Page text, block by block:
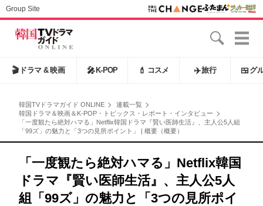
Group Site
🎬 ドラマ & 映画 🎤 K-POP 💄 コスメ ✈️旅行 🍱 グ
韓国TVドラマガイド ONLINE
連載一覧
韓国ドラマ＆映画＆K-POP・トピックス・レポート・インタビュー
「一度観たら絶対ハマる」Netflix韓国ドラマ『賢い医師生活』、主人公5人組
「99ズ」の魅力と「3つの見所ポイント」 | 概要（概要）
「一度観たら絶対ハマる」Netflix韓国
ドラマ『賢い医師生活』、主人公5人
組「99ズ」の魅力と「3つの見所ポイ